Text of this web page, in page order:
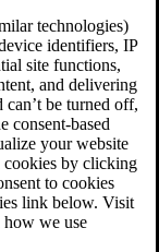
technologies)
identifiers, IP
site functions,
and delivering
can’t be turned off,
consent-based
your website
cookies by clicking
to cookies
link below. Visit
how we use